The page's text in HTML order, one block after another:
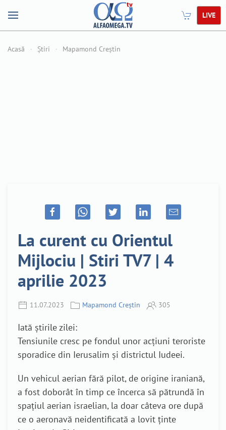
LIVE
Acasă Știri Mapamond Creștin
La curent cu Orientul
Mijlociu | Stiri TV7 | 4
aprilie 2023
11.07.2023 Mapamond Creștin 305
Iată știrile zilei:
Tensiunile cresc pe fondul unor acțiuni teroriste
sporadice din Ierusalim și districtul Iudeei.
Un vehicul aerian fără pilot, de origine iraniană,
a fost doborât în timp ce încerca să pătrundă în
spațiul aerian israelian, la doar câteva ore după
ce o aeronavă neidentificată a lovit ținte